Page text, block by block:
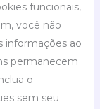
funcionais,
você não
informações ao
permanecem
o
sem seu